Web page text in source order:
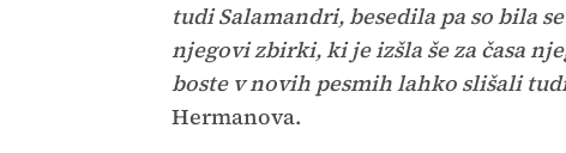
tudi Salamandri, besedila pa so bila
njegovi zbirki, ki je izšla še za časa
boste v novih pesmih lahko slišali
Hermanova.